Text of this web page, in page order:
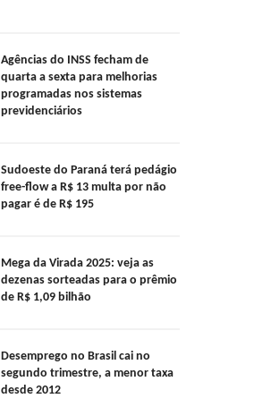
Agências do INSS fecham de
quarta a sexta para melhorias
programadas nos sistemas
previdenciários
Sudoeste do Paraná terá pedágio
free-flow a R$ 13 multa por não
pagar é de R$ 195
Mega da Virada 2025: veja as
dezenas sorteadas para o prêmio
de R$ 1,09 bilhão
Desemprego no Brasil cai no
segundo trimestre, a menor taxa
desde 2012